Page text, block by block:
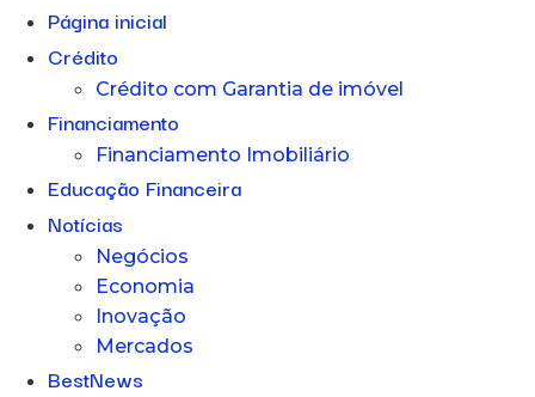
Página inicial
Crédito
Crédito com Garantia de imóvel
Financiamento
Financiamento Imobiliário
Educação Financeira
Notícias
Negócios
Economia
Inovação
Mercados
BestNews